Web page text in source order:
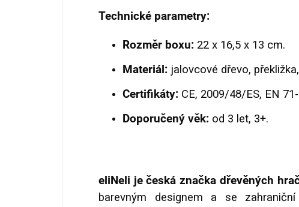
Technické parametry:
Rozměr boxu: 22 x 16,5 x 13 cm.
Materiál: jalovcové dřevo,
Certifikáty: CE, 2009/48/ES, EN
Doporučený věk: od 3 let, 3+.
eliNeli je česká značka dřevěných
barevným designem a se